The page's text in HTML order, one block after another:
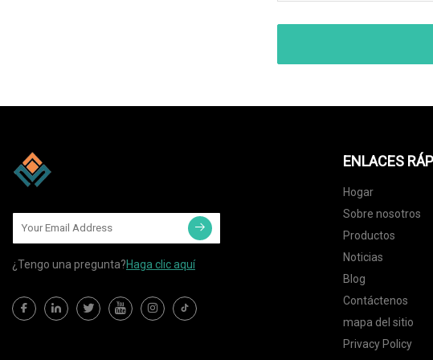
¿Tengo una pregunta?Haga clic aquí
ENLACES
Hogar
Sobre nosotros
Productos
Noticias
Blog
Contáctenos
mapa del sitio
Privacy Policy